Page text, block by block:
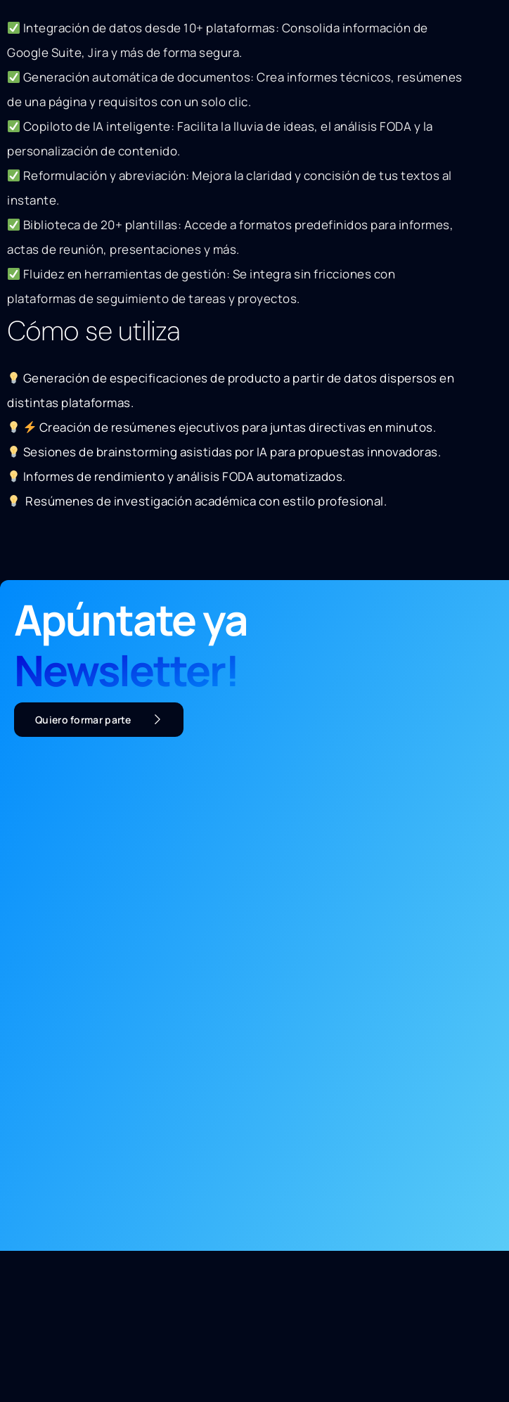
Integración de datos desde 10+ plataformas: Consolida información de
Google Suite, Jira y más de forma segura.
Generación automática de documentos: Crea informes técnicos, resúmenes
de una página y requisitos con un solo clic.
Copiloto de IA inteligente: Facilita la lluvia de ideas, el análisis FODA y la
personalización de contenido.
Reformulación y abreviación: Mejora la claridad y concisión de tus textos al
instante.
Biblioteca de 20+ plantillas: Accede a formatos predefinidos para informes,
actas de reunión, presentaciones y más.
Fluidez en herramientas de gestión: Se integra sin fricciones con
plataformas de seguimiento de tareas y proyectos.
Cómo se utiliza
Generación de especificaciones de producto a partir de datos dispersos en
distintas plataformas.
Creación de resúmenes ejecutivos para juntas directivas en minutos.
Sesiones de brainstorming asistidas por IA para propuestas innovadoras.
Informes de rendimiento y análisis FODA automatizados.
Resúmenes de investigación académica con estilo profesional.
Apúntate ya
Newsletter!
Quiero formar parte